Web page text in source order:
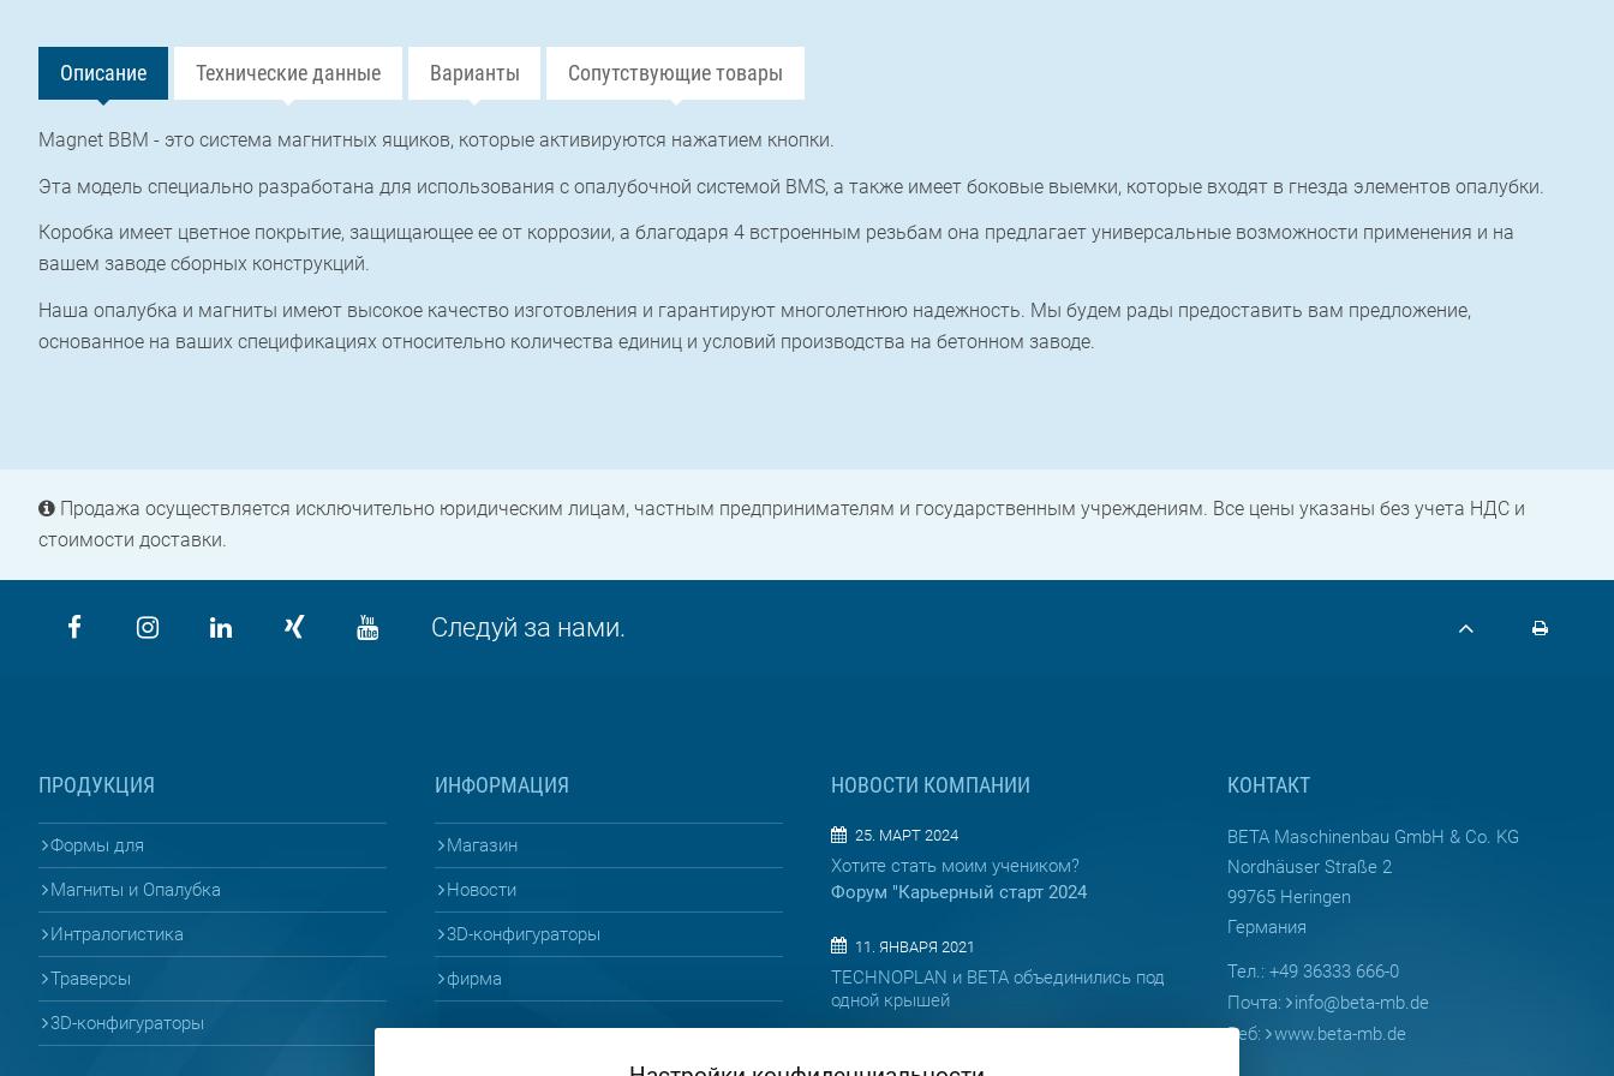
Описание Технические данные Варианты Сопутствующие товары
Magnet BBM - это система магнитных ящиков, которые активируются нажатием кнопки.
Эта модель специально разработана для использования с опалубочной системой BMS, а также имеет боковые выемки, которые входят в гнезда элементов опалубки.
Коробка имеет цветное покрытие, защищающее ее от коррозии, а благодаря 4 встроенным резьбам она предлагает универсальные возможности применения и на
вашем заводе сборных конструкций.
Наша опалубка и магниты имеют высокое качество изготовления и гарантируют многолетнюю надежность. Мы будем рады предоставить вам предложение,
основанное на ваших спецификациях относительно количества единиц и условий производства на бетонном заводе.
Продажа осуществляется исключительно юридическим лицам, частным предпринимателям и государственным учреждениям. Все цены указаны без учета НДС и
стоимости доставки.
Следуй за нами.
ПРОДУКЦИЯ
Формы для
Магниты и Опалубка
Интралогистика
Траверсы
3D-конфигураторы
ИНФОРМАЦИЯ
Магазин
Новости
3D-конфигураторы
фирма
НОВОСТИ КОМПАНИИ
25. МАРТ 2024
Хотите стать моим учеником?
Форум "Карьерный старт 2024
11. ЯНВАРЯ 2021
TECHNOPLAN и BETA объединились под
одной крышей
КОНТАКТ
BETA Maschinenbau GmbH & Co. KG
Nordhäuser Straße 2
99765 Heringen
Германия
Тел.: +49 36333 666-0
Почта:
info@beta-mb.de
Веб:
www.beta-mb.de